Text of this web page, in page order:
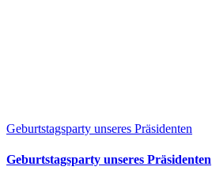
Geburtstagsparty unseres Präsidenten
Geburtstagsparty unseres Präsidenten